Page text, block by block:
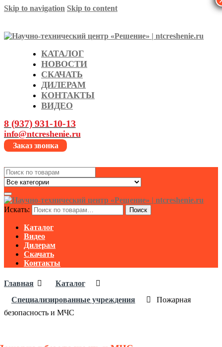
Skip to navigation Skip to content
КАТАЛОГ
НОВОСТИ
СКАЧАТЬ
ДИЛЕРАМ
КОНТАКТЫ
ВИДЕО
8 (937) 931-10-13
info@ntcreshenie.ru
Заказ звонка
Search
for:
Искать: Поиск
Каталог
Видео
Дилерам
Скачать
Контакты
Главная
Каталог
Специализированные учреждения
Пожарная
безопасность и МЧС